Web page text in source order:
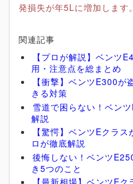
発損失が年5Lに増加します。
関連記事
【プロが解説】ベンツ
用・注意点を総まとめ
【衝撃】ベンツE300
きる対策
雪道で困らない！ベン
解説
【驚愕】ベンツEクラ
ロが徹底解説
後悔しない！ベンツ
き5つのこと
【最新相場】ベンツE